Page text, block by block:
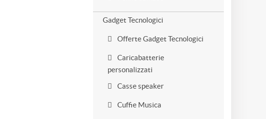
Gadget Tecnologici
Offerte Gadget Tecnologici
Caricabatterie
personalizzati
Casse speaker
Cuffie Musica